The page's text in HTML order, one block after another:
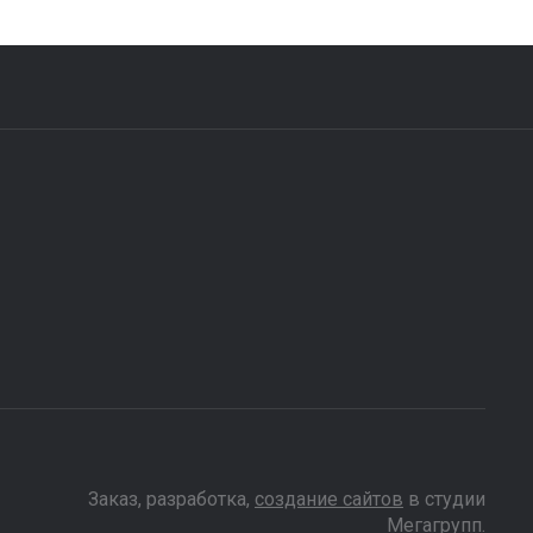
Заказ, разработка, создание сайтов в студии
Мегагрупп.